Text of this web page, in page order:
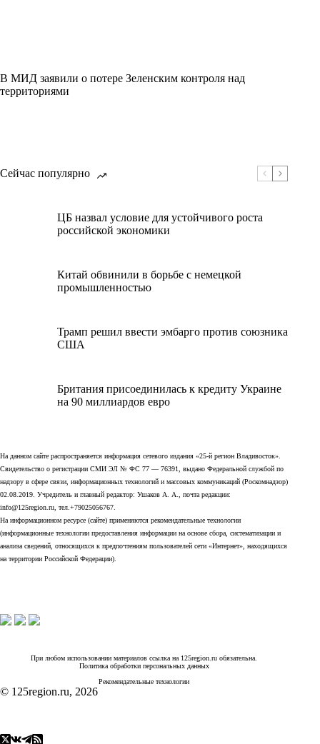
В МИД заявили о потере Зеленским контроля над
территориями
Сейчас популярно
ЦБ назвал условие для устойчивого роста
российской экономики
Китай обвинили в борьбе с немецкой
промышленностью
Трамп решил ввести эмбарго против союзника
США
Британия присоединилась к кредиту Украине
на 90 миллиардов евро
На данном сайте распространяется информация сетевого издания «25-й регион Владивосток».
Свидетельство о регистрации СМИ ЭЛ № ФС 77 — 76391, выдано Федеральной службой по
надзору в сфере связи, информационных технологий и массовых коммуникаций (Роскомнадзор)
02.08.2019. Учредитель и главный редактор: Ушаков А. А., почта редакции:
info@125region.ru, тел.+79025056767.
На информационном ресурсе (сайте) применяются рекомендательные технологии
(информационные технологии предоставления информации на основе сбора, систематизации и
анализа сведений, относящихся к предпочтениям пользователей сети «Интернет», находящихся
на территории Российской Федерации).
При любом использовании материалов ссылка на 125region.ru обязательна.
Политика обработки персональных данных
Рекомендательные технологии
© 125region.ru, 2026